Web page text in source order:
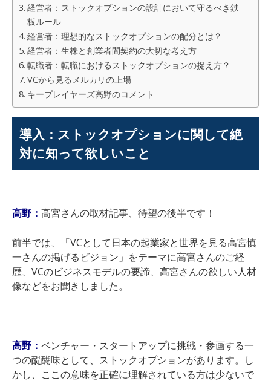
経営者：ストックオプションの設計において守るべき鉄
板ルール
経営者：理想的なストックオプションの配分とは？
経営者：生株と創業者間契約の大切な考え方
転職者：転職におけるストックオプションの捉え方？
VCから見るメルカリの上場
キープレイヤーズ高野のコメント
導入：ストックオプションに関して絶
対に知って欲しいこと
高野： 高宮さんの取材記事、待望の後半です！
前半では、「VCとして日本の起業家と世界を見る高宮慎
一さんの掲げるビジョン」 をテーマに高宮さんのご経
歴、VCのビジネスモデルの要諦、高宮さんの欲しい人材
像などをお聞きしました。
高野： ベンチャー・スタートアップに挑戦・参画する一
つの醍醐味として、ストックオプションがあります。
し
かし、ここの意味を正確に理解されている方は少ないで